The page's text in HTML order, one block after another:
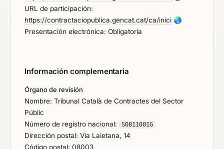
URL de participación:
https://contractaciopublica.gencat.cat/ca/inici 🌏
Presentación electrónica: Obligatoria
Información complementaria
Órgano de revisión
Nombre: Tribunal Català de Contractes del Sector
Públic
Número de registro nacional:
S0811001G
Dirección postal: Via Laietana, 14
Código postal: 08003